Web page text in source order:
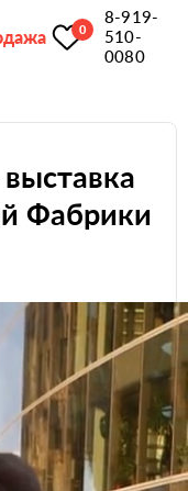
0
8-919-
510-
0080
Фабрики